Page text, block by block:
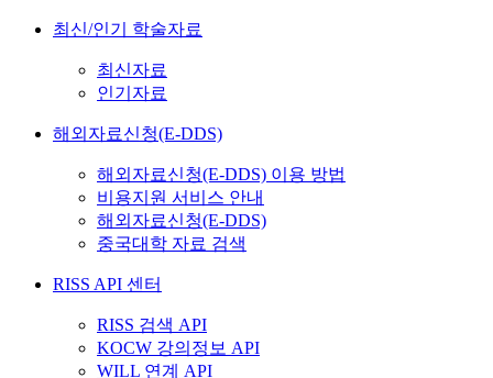
최신/인기 학술자료
최신자료
인기자료
해외자료신청(E-DDS)
해외자료신청(E-DDS) 이용 방법
비용지원 서비스 안내
해외자료신청(E-DDS)
중국대학 자료 검색
RISS API 센터
RISS 검색 API
KOCW 강의정보 API
WILL 연계 API